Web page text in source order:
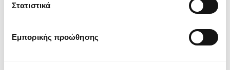
Στατιστικά
Εμπορικής προώθησης